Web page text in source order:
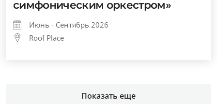
симфоническим оркестром»
Июнь - Сентябрь 2026
Roof Place
Показать еще